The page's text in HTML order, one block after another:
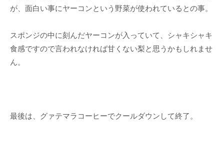
が、面白い事にヤーコンという野菜が使われているとの事。
スポンジの中に刻んだヤーコンが入っていて、シャキシャキ
食感ですので言われなければ甘くない梨と思うかもしれませ
ん。
最後は、グァテマラコーヒーでクールダウンして終了。